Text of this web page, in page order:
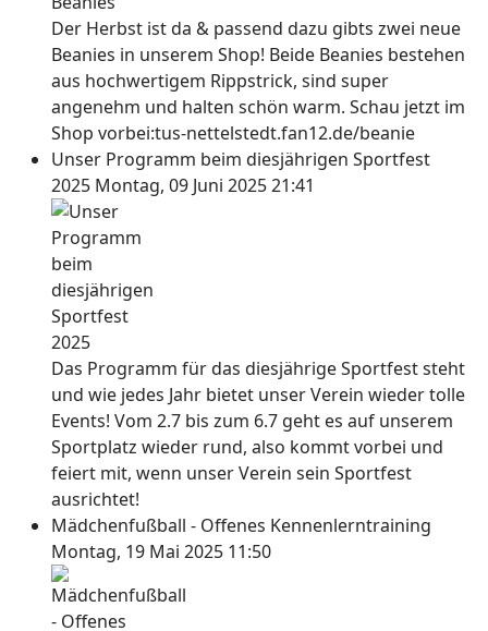
Der Herbst ist da & passend dazu gibts zwei neue
Beanies in unserem Shop! Beide Beanies bestehen
aus hochwertigem Rippstrick, sind super
angenehm und halten schön warm. Schau jetzt im
Shop vorbei:tus-nettelstedt.fan12.de/beanie
Unser Programm beim diesjährigen Sportfest
2025 Montag, 09 Juni 2025 21:41
Das Programm für das diesjährige Sportfest steht
und wie jedes Jahr bietet unser Verein wieder tolle
Events! Vom 2.7 bis zum 6.7 geht es auf unserem
Sportplatz wieder rund, also kommt vorbei und
feiert mit, wenn unser Verein sein Sportfest
ausrichtet!
Mädchenfußball - Offenes Kennenlerntraining
Montag, 19 Mai 2025 11:50